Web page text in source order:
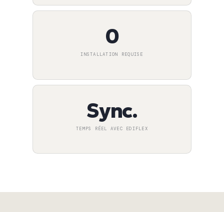
0
INSTALLATION REQUISE
Sync.
TEMPS RÉEL AVEC EDIFLEX